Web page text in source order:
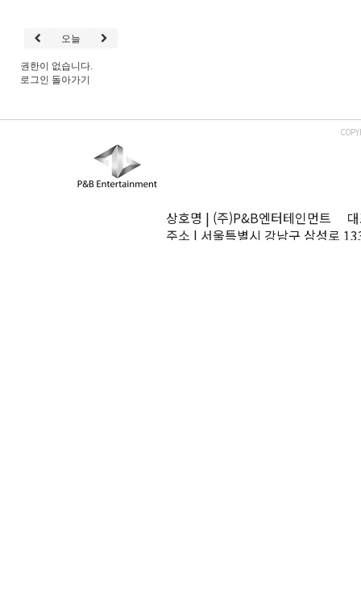
오늘
권한이 없습니다.
로그인 돌아가기
상호명 | (주)P&B엔터테인먼트
주소 | 서울특별시 강남구 삼성로